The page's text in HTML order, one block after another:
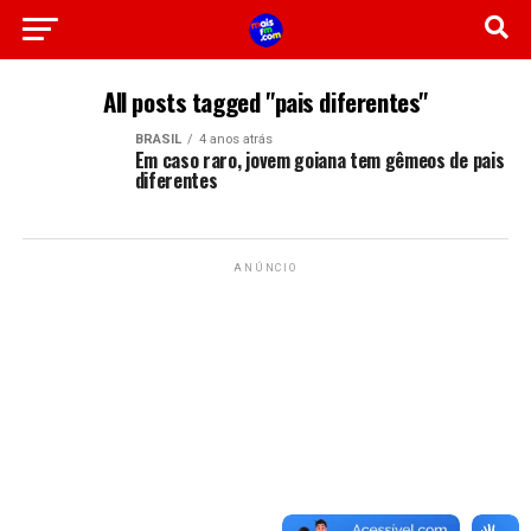
All posts tagged "pais diferentes"
BRASIL 4 anos atrás
Em caso raro, jovem goiana tem gêmeos de pais
diferentes
ANÚNCIO